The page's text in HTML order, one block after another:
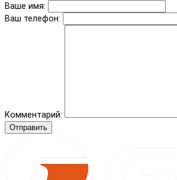
Ваше имя:
Ваш телефон:
Комментарий:
Отправить